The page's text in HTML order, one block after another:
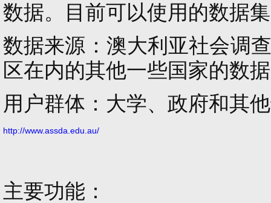
数据。
目前可以使用的数据
数据来源：澳大利亚社会调
区在内的其他一些国家的数
用户群体：大学、政府和其
http://www.assda.edu.au/
主要功能：